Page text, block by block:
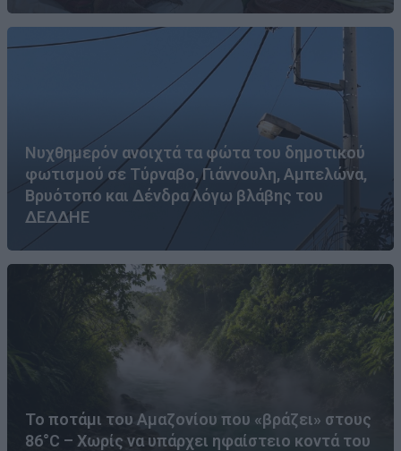
Νυχθημερόν ανοιχτά τα φώτα του δημοτικού
φωτισμού σε Τύρναβο, Γιάννουλη, Αμπελώνα,
Βρυότοπο και Δένδρα λόγω βλάβης του
ΔΕΔΔΗΕ
Το ποτάμι του Αμαζονίου που «βράζει» στους
86°C – Χωρίς να υπάρχει ηφαίστειο κοντά του